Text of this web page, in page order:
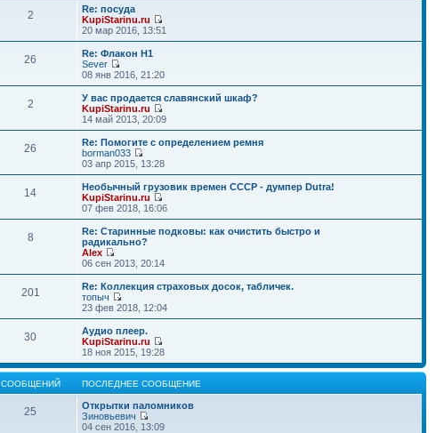
2
Re: посуда
KupiStarinu.ru
20 мар 2016, 13:51
26
Re: Флакон Н1
Sever
08 янв 2016, 21:20
2
У вас продается славянский шкаф?
KupiStarinu.ru
14 май 2013, 20:09
26
Re: Помогите с определением ремня
borman033
03 апр 2015, 13:28
14
Необычный грузовик времен СССР - думпер Dutra!
KupiStarinu.ru
07 фев 2018, 16:06
8
Re: Старинные подковы: как очистить быстро и
радикально?
Alex
06 сен 2013, 20:14
201
Re: Коллекция страховых досок, табличек.
топыч
23 фев 2018, 12:04
30
Аудио плеер.
KupiStarinu.ru
18 ноя 2015, 19:28
СООБЩЕНИЙ ПОСЛЕДНЕЕ СООБЩЕНИЕ
25
Открытки паломников
Зиновьевич
04 сен 2016, 13:09